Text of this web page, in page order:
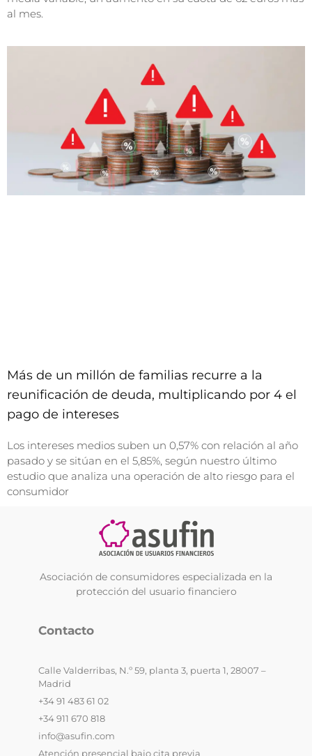
al mes.
Más de un millón de familias recurre a la
reunificación de deuda, multiplicando por 4 el
pago de intereses
Los intereses medios suben un 0,57% con relación al año
pasado y se sitúan en el 5,85%, según nuestro último
estudio que analiza una operación de alto riesgo para el
consumidor
Asociación de consumidores especializada en la
protección del usuario financiero
Contacto
Calle Valderribas, N.º 59, planta 3, puerta 1, 28007 –
Madrid
+34 91 483 61 02
+34 911 670 818
info@asufin.com
Atención presencial bajo cita previa